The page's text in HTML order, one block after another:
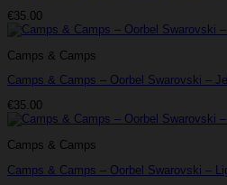
€35.00
Camps & Camps
Camps & Camps – Oorbel Swarovski –
€35.00
Camps & Camps
Camps & Camps – Oorbel Swarovski –